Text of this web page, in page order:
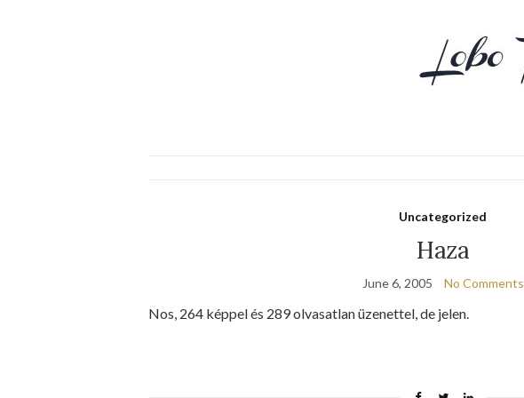
Uncategorized
Haza
June 6, 2005 No Comments
Nos, 264 képpel és 289 olvasatlan üzenettel, de jelen.